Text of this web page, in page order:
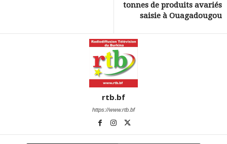
tonnes de produits avariés
saisie à Ouagadougou
rtb.bf
https://www.rtb.bf